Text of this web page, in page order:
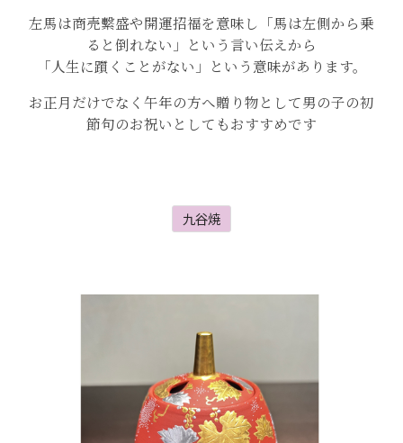
左馬は商売繫盛や開運招福を意味し「馬は左側から乗
ると倒れない」という言い伝えから
「人生に躓くことがない」という意味があります。
お正月だけでなく午年の方へ贈り物として男の子の初
節句のお祝いとしてもおすすめです
九谷焼